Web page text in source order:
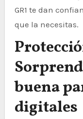
GR1 te dan
que la necesitas.
buena
digitales